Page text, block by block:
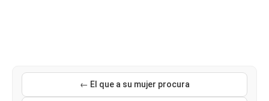
← El que a su mujer procura